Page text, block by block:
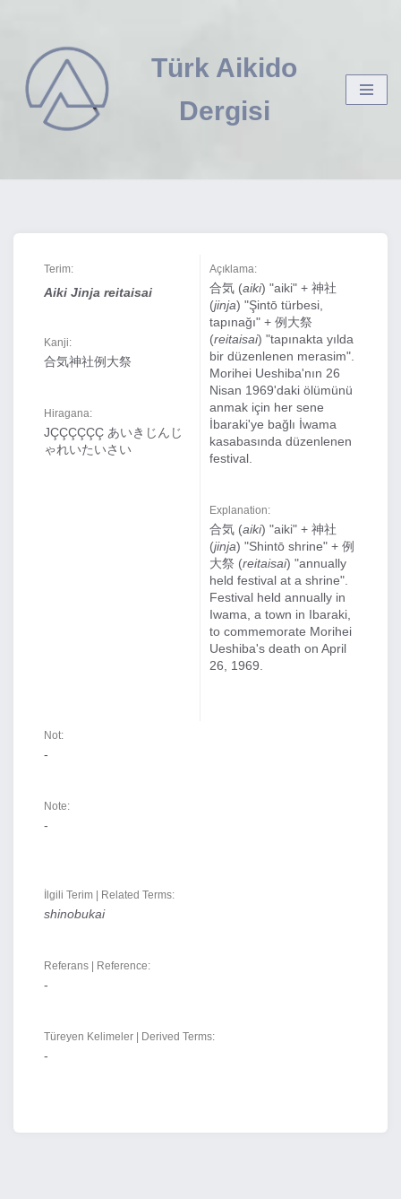
İçeriğe
geç
Türk Aikido
Dergisi
Terim:
Aiki Jinja reitaisai
Kanji:
合気神社例大祭
Hiragana:
JÇÇÇÇÇÇ あいきじんじ
ゃれいたいさい
Açıklama:
合気 (aiki) "aiki" + 神社
(jinja) "Şintō türbesi,
tapınağı" + 例大祭
(reitaisai) "tapınakta yılda
bir düzenlenen merasim".
Morihei Ueshiba'nın 26
Nisan 1969'daki ölümünü
anmak için her sene
İbaraki'ye bağlı İwama
kasabasında düzenlenen
festival.
Explanation:
合気 (aiki) "aiki" + 神社
(jinja) "Shintō shrine" + 例
大祭 (reitaisai) "annually
held festival at a shrine".
Festival held annually in
Iwama, a town in Ibaraki,
to commemorate Morihei
Ueshiba's death on April
26, 1969.
Not:
-
Note:
-
İlgili Terim | Related Terms:
shinobukai
Referans | Reference:
-
Türeyen Kelimeler | Derived Terms:
-